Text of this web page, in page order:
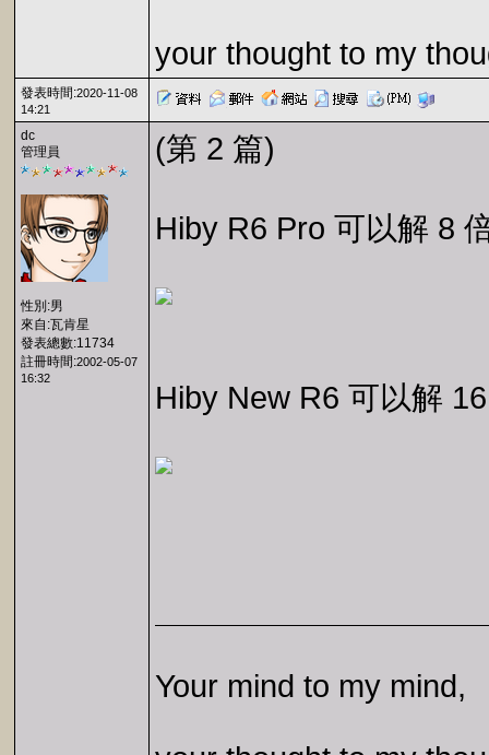
your thought to my
發表時間:2020-11-08
14:21
dc
管理員
性別:男
來自:瓦肯星
發表總數:11734
註冊時間:2002-05-07
16:32
(第 2 篇)
Hiby R6 Pro 可以解 8
Hiby New R6 可以解
Your mind to my mind,